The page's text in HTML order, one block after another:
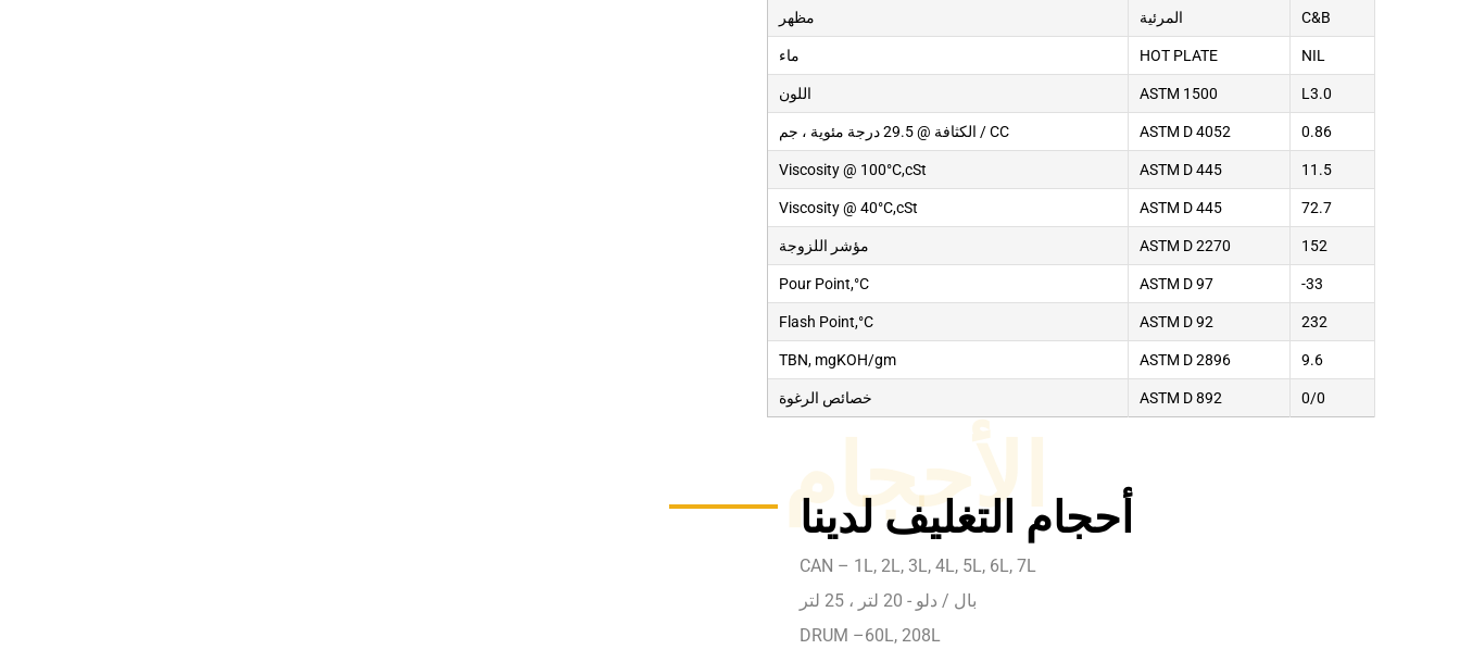
مظهر المرئية C&B
ماء HOT PLATE NIL
اللون ASTM 1500 L3.0
الكثافة @ 29.5 درجة مئوية ، جم / CC ASTM D 4052 0.86
Viscosity @ 100°C,cSt ASTM D 445 11.5
Viscosity @ 40°C,cSt ASTM D 445 72.7
مؤشر اللزوجة ASTM D 2270 152
Pour Point,°C ASTM D 97 -33
Flash Point,°C ASTM D 92 232
TBN, mgKOH/gm ASTM D 2896 9.6
خصائص الرغوة ASTM D 892 0/0
الأحجام
أحجام التغليف لدينا
CAN – 1L, 2L, 3L, 4L, 5L, 6L, 7L
بال / دلو - 20 لتر ، 25 لتر
DRUM –60L, 208L